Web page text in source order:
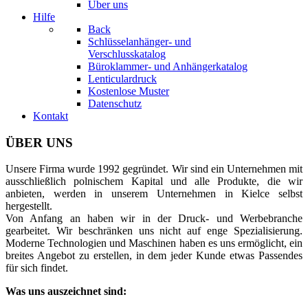
Über uns
Hilfe
Back
Schlüsselanhänger- und
Verschlusskatalog
Büroklammer- und Anhängerkatalog
Lenticulardruck
Kostenlose Muster
Datenschutz
Kontakt
ÜBER UNS
Unsere Firma wurde 1992 gegründet. Wir sind ein Unternehmen mit
ausschließlich polnischem Kapital und alle Produkte, die wir
anbieten, werden in unserem Unternehmen in Kielce selbst
hergestellt.
Von Anfang an haben wir in der Druck- und Werbebranche
gearbeitet. Wir beschränken uns nicht auf enge Spezialisierung.
Moderne Technologien und Maschinen haben es uns ermöglicht, ein
breites Angebot zu erstellen, in dem jeder Kunde etwas Passendes
für sich findet.
Was uns auszeichnet sind: